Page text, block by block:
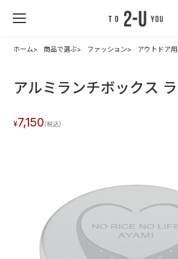
ホーム 商品で選ぶ ファッション アウトドア
アルミランチボックス
7,150